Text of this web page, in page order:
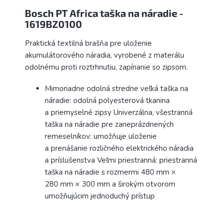
Bosch PT Africa taška na náradie -
1619BZ0100
Praktická textilná brašňa pre uloženie
akumulátorového náradia, vyrobené z materálu
odolnému proti roztrhnutiu, zapínanie so zipsom.
Mimoriadne odolná stredne veľká taška na
náradie: odolná polyesterová tkanina
a priemyselné zipsy Univerzálna, všestranná
taška na náradie pre zaneprázdnených
remeselníkov: umožňuje uloženie
a prenášanie rozličného elektrického náradia
a príslušenstva Veľmi priestranná: priestranná
taška na náradie s rozmermi 480 mm ×
280 mm × 300 mm a širokým otvorom
umožňujúcim jednoduchý prístup